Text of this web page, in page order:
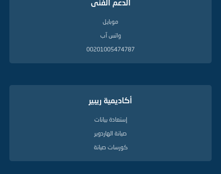
الدعم الفنى
موبايل
واتس آب
00201005474787
أكاديمية ريبير
إستعادة بيانات
صيانة الهاردوير
كورسات صيانة